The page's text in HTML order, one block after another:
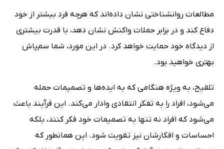
مطالعات روانشناختی نشان داده‌اند که هرچه فرد بیشتر از خود
دفاع کند و در برابر حملات واکنش نشان دهد، با قدرت بیشتری
از دیدگاه خود حمایت خواهد کرد. در این مورد، شما سم‌پاش
بهتری خواهید بود.
تلقیح، به ویژه هنگامی که به ایده‌ها و تصمیمات حمله
می‌شود، افراد را به تفکر انتقادی وادار می‌کند. این فرآیند باعث
می‌شود که افراد نه تنها به تصمیمات خود فکر کنند، بلکه
احساسات و افکارشان نیز تقویت شود. این همانطور که